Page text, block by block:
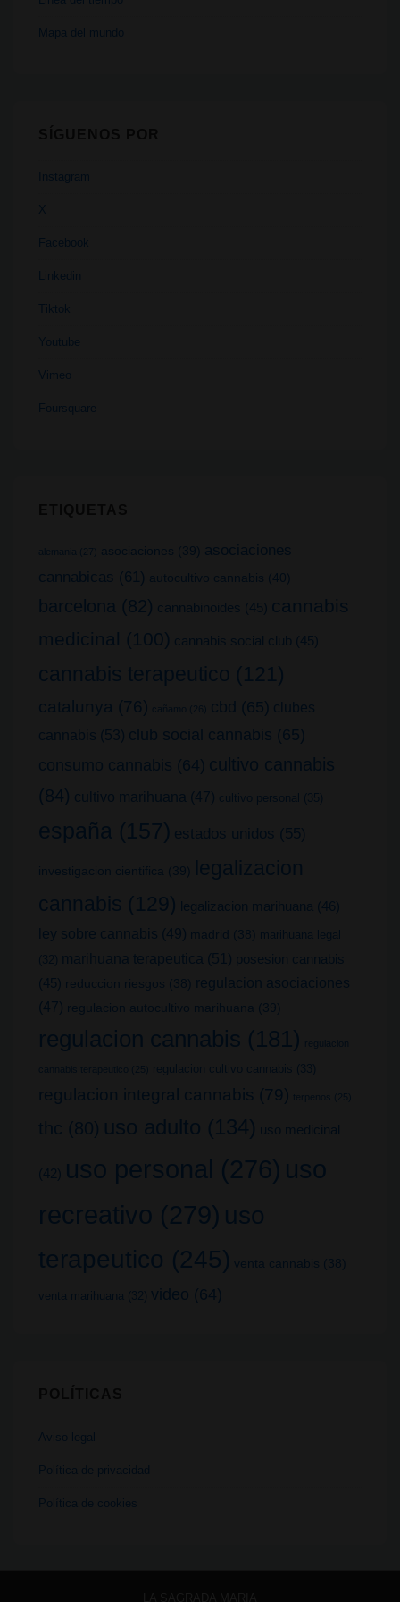
Mapa del mundo
Instagram
X
Facebook
Linkedin
Tiktok
Youtube
Vimeo
Foursquare
alemania (27) asociaciones (39)
asociaciones
cannabicas (61) autocultivo cannabis (40)
barcelona (82) cannabinoides (45) cannabis
medicinal (100) cannabis social club (45)
cannabis terapeutico (121)
catalunya (76) cañamo (26) cbd (65) clubes
cannabis (53) club social cannabis (65)
consumo cannabis (64) cultivo cannabis
(84) cultivo marihuana (47) cultivo personal (35)
españa (157) estados unidos (55)
investigacion cientifica (39)
legalizacion
cannabis (129) legalizacion marihuana (46)
ley sobre cannabis (49) madrid (38)
marihuana legal
(32)
marihuana terapeutica (51) posesion cannabis
(45) reduccion riesgos (38)
regulacion asociaciones
(47) regulacion autocultivo marihuana (39)
regulacion cannabis (181) regulacion
cannabis terapeutico (25) regulacion cultivo cannabis (33)
regulacion integral cannabis (79) terpenos (25)
thc (80) uso adulto (134) uso medicinal
(42) uso personal (276) uso
recreativo (279) uso
terapeutico (245) venta cannabis (38)
venta marihuana (32) video (64)
Aviso legal
Política de privacidad
Política de cookies